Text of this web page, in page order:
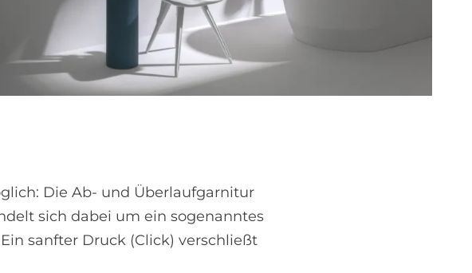
Die Ab- und Überlaufgarnitur
sich dabei um ein sogenanntes
sanfter Druck (Click) verschließt